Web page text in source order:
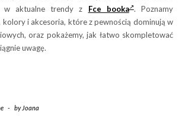
w aktualne trendy z Fce booka . Poznamy
kolory i akcesoria, które z pewnością dominują w
oraz pokażemy, jak łatwo skompletować
uwagę.
- by Joana